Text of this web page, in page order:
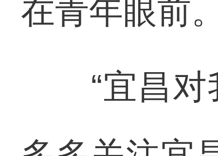
在青年眼前
“宜昌对